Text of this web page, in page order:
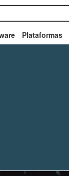
Plataformas